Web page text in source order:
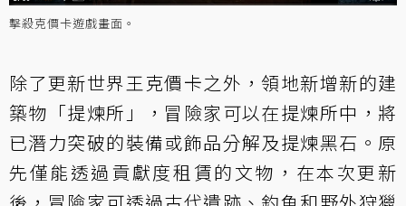
擊殺克價卡遊戲畫面。
除了更新世界王克價卡之外，領地新增新的建
築物「提煉所」，冒險家可以在提煉所中，將
已潛力突破的裝備或飾品分解及提煉黑石。原
先僅能透過貢獻度租賃的文物，在本次更新